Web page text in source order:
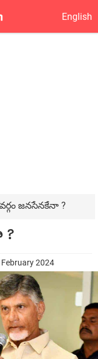
English
జనసేనకేనా ?
February 2024